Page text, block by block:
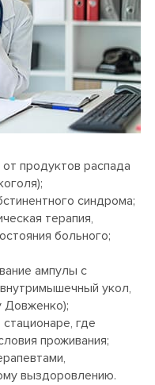
продуктов распада
синдрома;
терапия,
больного;
ампулы с
укол,
Довженко);
где
проживания;
выздоровлению.